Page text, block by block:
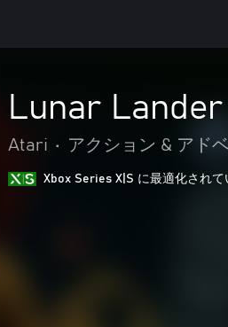
Lunar Lander
Atari • アクション & アド
Xbox Series X|S に最適化されて